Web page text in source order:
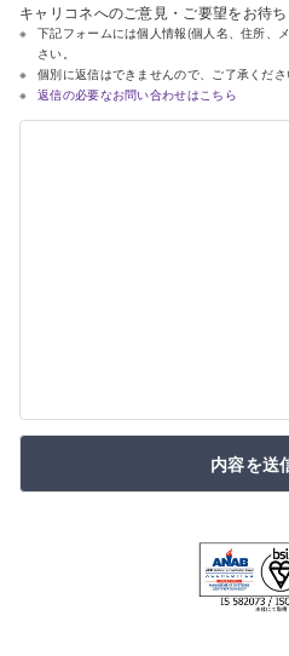
キャリコネへのご意見・ご要望をお待ち
下記フォームには個人情報(個人名、住所、
さい。
個別に返信はできませんので、ご了承くださ
返信の必要なお問い合わせはこちら
内容を送